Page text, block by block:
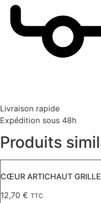
Livraison rapide
Expédition sous 48h
Produits
CŒUR ARTICHAUT
12,70 € TTC